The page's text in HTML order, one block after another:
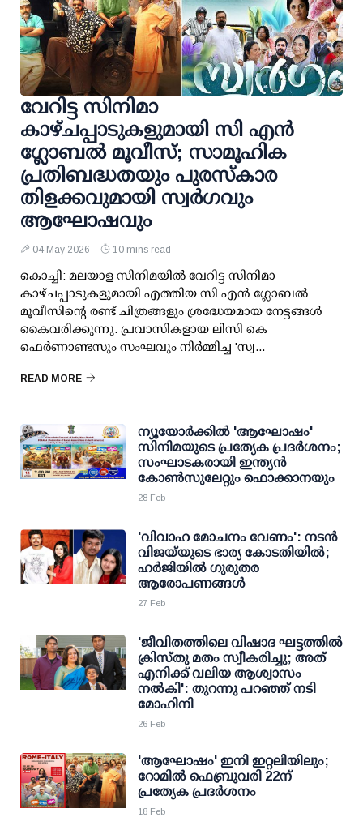
വേറിട്ട സിനിമാ
കാഴ്ചപ്പാടുകളുമായി സി എൻ
ഗ്ലോബൽ മൂവീസ്; സാമൂഹിക
പ്രതിബദ്ധതയും പുരസ്കാര
തിളക്കവുമായി സ്വർ​ഗവും
ആഘോഷവും
04 May 2026 10 mins read
കൊച്ചി: മലയാള സിനിമയിൽ വേറിട്ട സിനിമാ
കാഴ്ചപ്പാടുകളുമായി എത്തിയ സി എൻ ഗ്ലോബൽ
മൂവീസിന്റെ രണ്ട് ചിത്രങ്ങളും ശ്രദ്ധേയമായ നേട്ടങ്ങൾ
കൈവരിക്കുന്നു. പ്രവാസികളായ ലിസി കെ
ഫെർണാണ്ടസും സംഘവും നിർമ്മിച്ച 'സ്വ...
READ MORE
ന്യൂയോർക്കിൽ 'ആഘോഷം'
സിനിമയുടെ പ്രത്യേക പ്രദർശനം;
സംഘാടകരായി ഇന്ത്യൻ
കോൺസുലേറ്റും ഫൊക്കാനയും
28 Feb
'വിവാഹ മോചനം വേണം': നടന്‍
വിജയ്‌യുടെ ഭാര്യ കോടതിയില്‍;
ഹര്‍ജിയില്‍ ഗുരുതര
ആരോപണങ്ങള്‍
27 Feb
'ജീവിതത്തിലെ വിഷാദ ഘട്ടത്തില്‍
ക്രിസ്തു മതം സ്വീകരിച്ചു; അത്
എനിക്ക് വലിയ ആശ്വാസം
നല്‍കി': തുറന്നു പറഞ്ഞ് നടി
മോഹിനി
26 Feb
'ആഘോഷം' ഇനി ഇറ്റലിയിലും;
റോമിൽ ഫെബ്രുവരി 22ന്
പ്രത്യേക പ്രദർശനം
18 Feb